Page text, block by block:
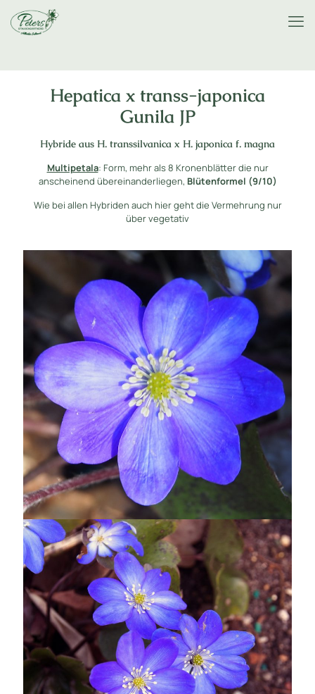
Hepatica x transs-japonica
Gunila JP
Hybride aus H. transsilvanica x H. japonica f. magna
Multipetala: Form, mehr als 8 Kronenblätter die nur
anscheinend übereinanderliegen, Blütenformel (9/10)
Wie bei allen Hybriden auch hier geht die Vermehrung nur
über vegetativ